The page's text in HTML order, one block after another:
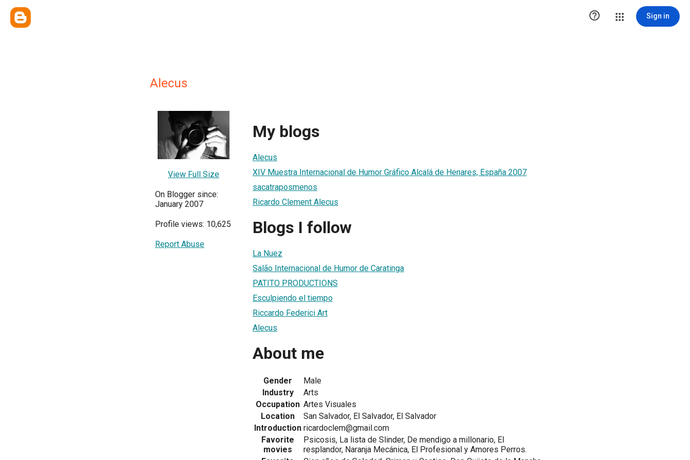
 Sign in
Alecus
View Full Size
On Blogger since:
January 2007
Profile views: 10,625
Report Abuse
My blogs
Alecus
XIV Muestra Internacional de Humor Gráfico Alcalá de Henares, España 2007
sacatraposmenos
Ricardo Clement Alecus
Blogs I follow
La Nuez
Salão Internacional de Humor de Caratinga
PATITO PRODUCTIONS
Esculpiendo el tiempo
Riccardo Federici Art
Alecus
About me
Gender
Male
Industry
Arts
Occupation Artes Visuales
Location
San Salvador, El Salvador, El Salvador
Introduction ricardoclem@gmail.com
Favorite
movies
Psicosis, La lista de Slinder, De mendigo a millonario, El
resplandor, Naranja Mecánica, El Profesional y Amores Perros.